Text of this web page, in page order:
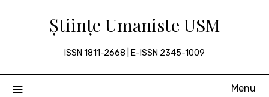
Științe Umaniste USM
ISSN 1811-2668 | E-ISSN 2345-1009
Menu